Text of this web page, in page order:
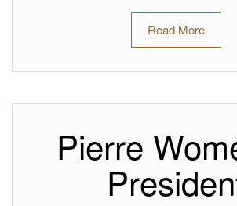
Read More
Pierre